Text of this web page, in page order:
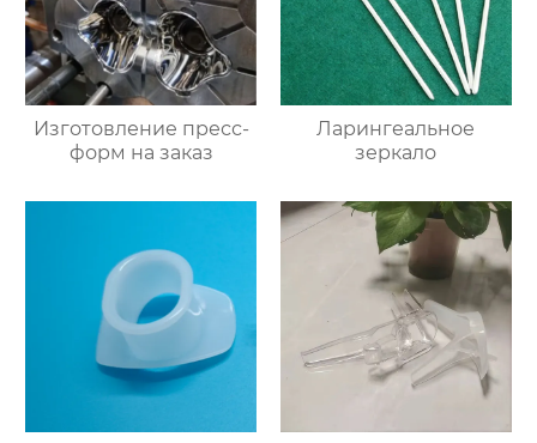
Изготовление пресс-
форм на заказ
Ларингеальное
зеркало